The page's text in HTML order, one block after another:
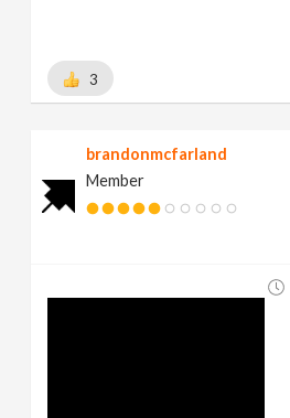
3
brandonmcfarland
Member